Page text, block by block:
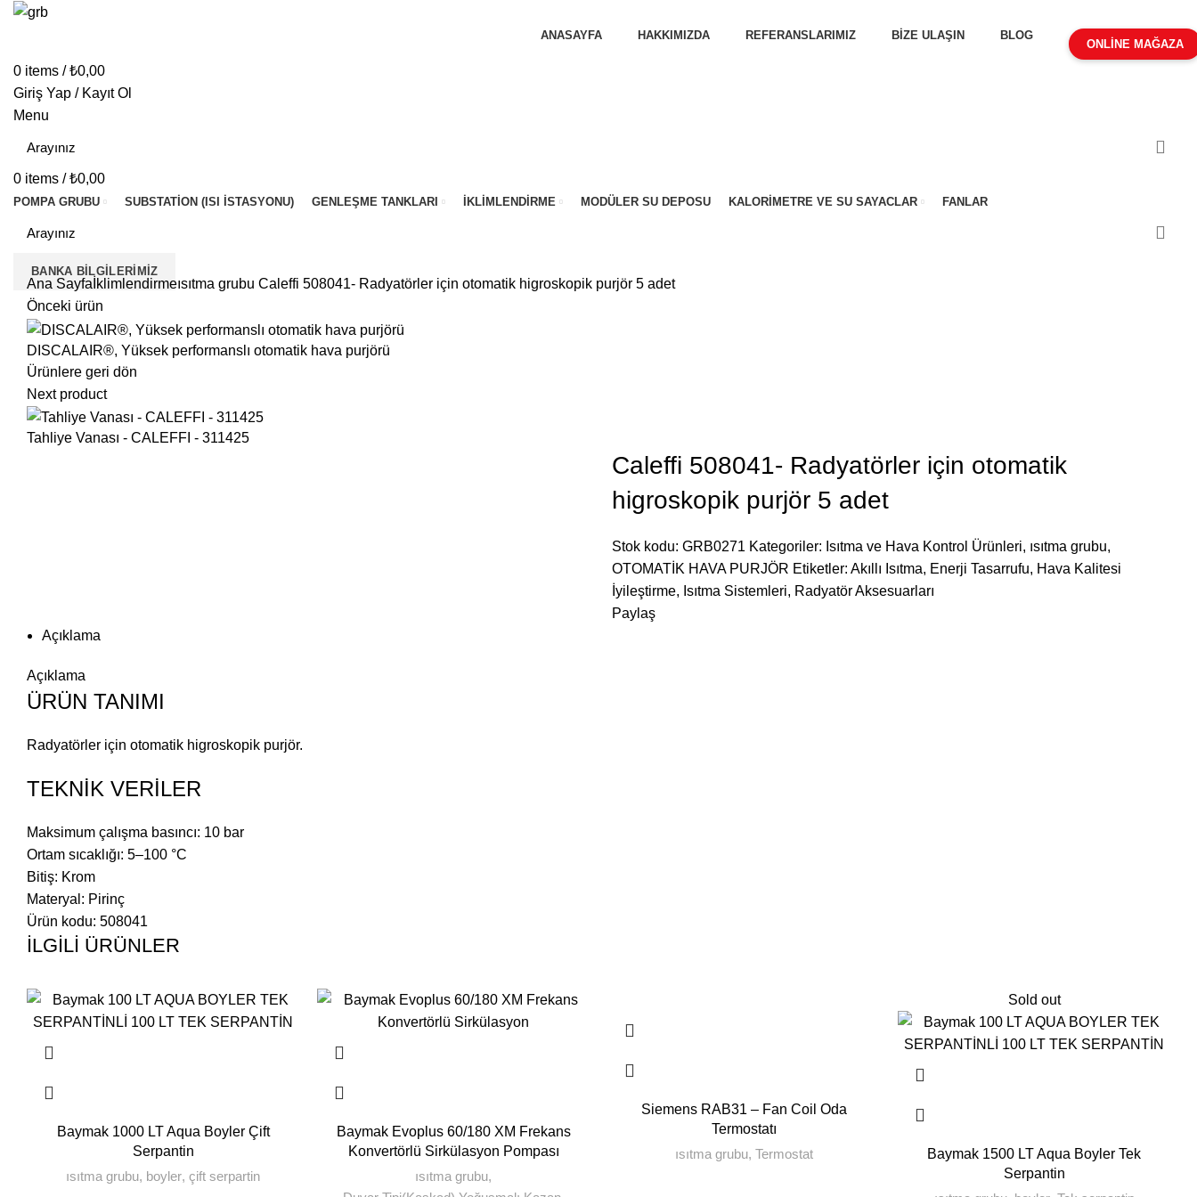
ANASAYFA HAKKIMIZDA REFERANSLARIMIZ BİZE ULAŞIN BLOG
ONLİNE MAĞAZA
0 items / ₺0,00
Giriş Yap / Kayıt Ol
Menu
0 items / ₺0,00
POMPA GRUBU SUBSTATION (ISI İSTASYONU) GENLEŞME TANKLARI İKLIMLENDIRME MODÜLER SU DEPOSU KALORIMETRE VE SU SAYACLAR FANLAR
BANKA BILGILERIMIZ
Ana Sayfa İklimlendirmeısıtma grubu Caleffi 508041- Radyatörler için otomatik higroskopik purjör 5 adet
Önceki ürün
DISCALAIR®, Yüksek performanslı otomatik hava purjörü
Ürünlere geri dön
Next product
Tahliye Vanası - CALEFFI - 311425
Caleffi 508041- Radyatörler için otomatik
higroskopik purjör 5 adet
Stok kodu: GRB0271 Kategoriler: Isıtma ve Hava Kontrol Ürünleri, ısıtma grubu,
OTOMATİK HAVA PURJÖR Etiketler: Akıllı Isıtma, Enerji Tasarrufu, Hava Kalitesi
İyileştirme, Isıtma Sistemleri, Radyatör Aksesuarları
Paylaş
Açıklama
Açıklama
ÜRÜN TANIMI
Radyatörler için otomatik higroskopik purjör.
TEKNİK VERİLER
Maksimum çalışma basıncı: 10 bar
Ortam sıcaklığı: 5–100 °C
Bitiş: Krom
Materyal : Pirinç
Ürün kodu: 508041
İLGILI ÜRÜNLER
Baymak 1000 LT Aqua Boyler Çift
Serpantin
ısıtma grubu, boyler, çift serpartin
Baymak Evoplus 60/180 XM Frekans
Konvertörlü Sirkülasyon Pompası
ısıtma grubu,
Siemens RAB31 – Fan Coil Oda
Termostatı
ısıtma grubu, Termostat
Sold out
Baymak 1500 LT Aqua Boyler Tek
Serpantin